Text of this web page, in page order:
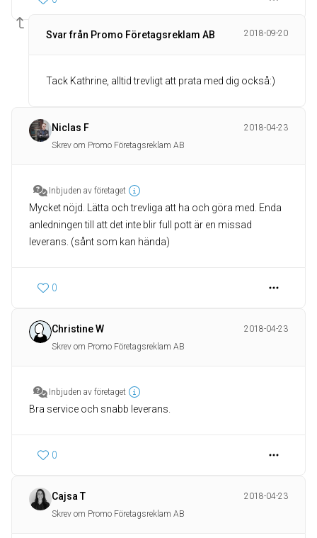
Svar från Promo Företagsreklam AB 2018-09-20
Tack Kathrine, alltid trevligt att prata med dig också:)
Niclas F
2018-04-23
Skrev om Promo Företagsreklam AB
Inbjuden av företaget
Mycket nöjd. Lätta och trevliga att ha och göra med. Enda
anledningen till att det inte blir full pott är en missad
leverans. (sånt som kan hända)
0
Christine W
2018-04-23
Skrev om Promo Företagsreklam AB
Inbjuden av företaget
Bra service och snabb leverans.
0
Cajsa T
2018-04-23
Skrev om Promo Företagsreklam AB